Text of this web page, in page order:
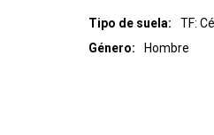
Tipo de suela
TF:
Género
Hombre